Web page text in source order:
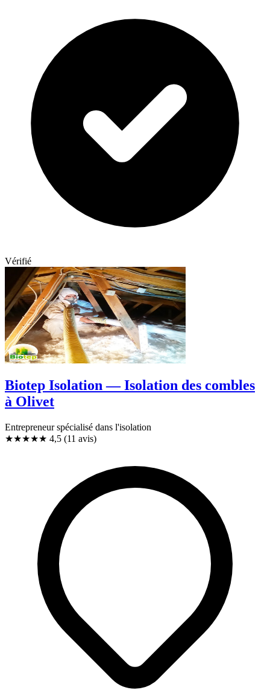
Vérifié
Biotep Isolation — Isolation des combles
à Olivet
Entrepreneur spécialisé dans l'isolation
★★★★★ 4,5 (11 avis)